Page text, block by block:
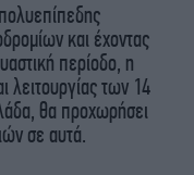
και έχοντας
περίοδο, η
λειτουργίας των 14
θα προχωρήσει
σε αυτά.